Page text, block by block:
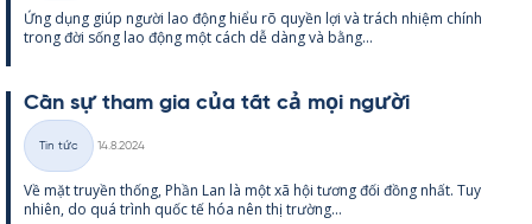
loại
Ứng dụng giúp người lao động hiểu rõ qu­yền lợi và trách nhiệm chính
trong đời sống lao động một cách dễ dàng và bằng...
Cần sự tham gia của tất cả mọi người
Thể
loại
Tin tức
14.8.2024
Về mặt tru­yền thống, Phần Lan là một xã hội tương đối đồng nhất. Tuy
nhiên, do quá trình quốc tế hóa nên thị trường...